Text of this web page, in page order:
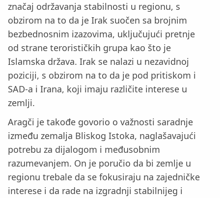
značaj održavanja stabilnosti u regionu, s
obzirom na to da je Irak suočen sa brojnim
bezbednosnim izazovima, uključujući pretnje
od strane terorističkih grupa kao što je
Islamska država. Irak se nalazi u nezavidnoj
poziciji, s obzirom na to da je pod pritiskom i
SAD-a i Irana, koji imaju različite interese u
zemlji.
Aragči je takođe govorio o važnosti saradnje
između zemalja Bliskog Istoka, naglašavajući
potrebu za dijalogom i međusobnim
razumevanjem. On je poručio da bi zemlje u
regionu trebale da se fokusiraju na zajedničke
interese i da rade na izgradnji stabilnijeg i